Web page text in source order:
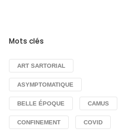
Mots clés
ART SARTORIAL
ASYMPTOMATIQUE
BELLE ÉPOQUE CAMUS
CONFINEMENT COVID